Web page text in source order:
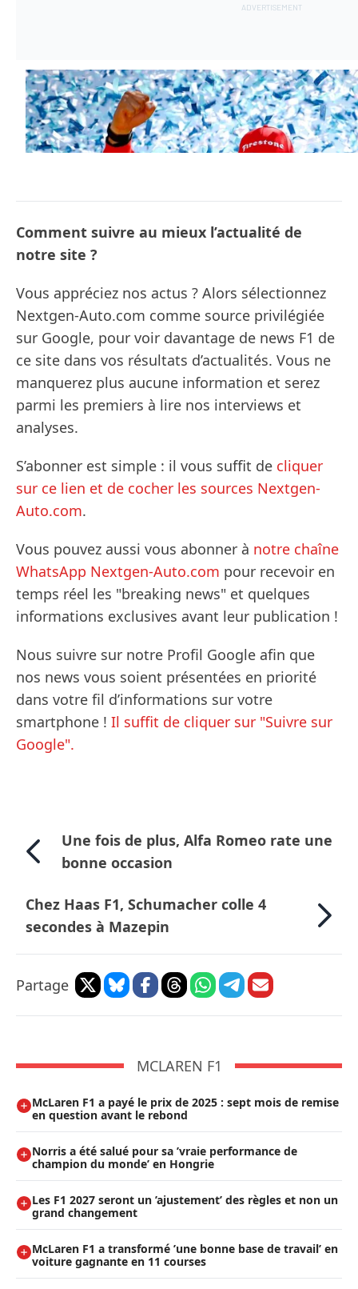
Comment suivre au mieux l’actualité de
notre site ?
Vous appréciez nos actus ? Alors sélectionnez
Nextgen-Auto.com comme source privilégiée
sur Google, pour voir davantage de news F1 de
ce site dans vos résultats d’actualités. Vous ne
manquerez plus aucune information et serez
parmi les premiers à lire nos interviews et
analyses.
S’abonner est simple : il vous suffit de cliquer
sur ce lien et de cocher les sources Nextgen-
Auto.com.
Vous pouvez aussi vous abonner à notre chaîne
WhatsApp Nextgen-Auto.com pour recevoir en
temps réel les "breaking news" et quelques
informations exclusives avant leur publication !
Nous suivre sur notre Profil Google afin que
nos news vous soient présentées en priorité
dans votre fil d’informations sur votre
smartphone ! Il suffit de cliquer sur "Suivre sur
Google".
Une fois de plus, Alfa Romeo rate une
bonne occasion
Chez Haas F1, Schumacher colle 4
secondes à Mazepin
Partage
MCLAREN F1
McLaren F1 a payé le prix de 2025 : sept mois de remise
en question avant le rebond
Norris a été salué pour sa ’vraie performance de
champion du monde’ en Hongrie
Les F1 2027 seront un ’ajustement’ des règles et non un
grand changement
McLaren F1 a transformé ’une bonne base de travail’ en
voiture gagnante en 11 courses